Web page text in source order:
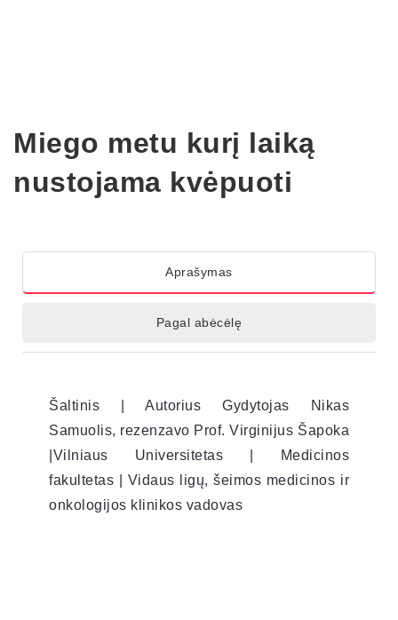
Miego metu kurį laiką
nustojama kvėpuoti
Aprašymas
Pagal abėcėlę
Šaltinis | Autorius Gydytojas Nikas
Samuolis, rezenzavo Prof. Virginijus Šapoka
|Vilniaus Universitetas | Medicinos
fakultetas | Vidaus ligų, šeimos medicinos ir
onkologijos klinikos vadovas